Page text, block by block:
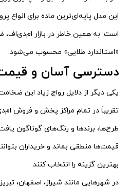
این مدل پایه‌ای‌ترین ماده برای انواع
«استاندارد طلایی» محسوب می‌شود.
دسترسی آسان و
یکی دیگر از دلایل رواج زیاد این
طرح‌ها، برندها و رنگ‌های گوناگون
قیمت‌ها منطقی بماند و خریداران
بهترین گزینه را انتخاب کنند.
در شهرهایی مانند شیراز، اصفهان،